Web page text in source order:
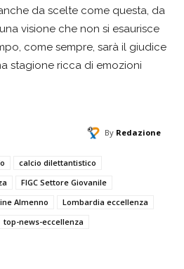
da scelte come questa, da
visione che non si esaurisce
come sempre, sarà il giudice
stagione ricca di emozioni
By Redazione
calcio dilettantistico
FIGC Settore Giovanile
Almenno
Lombardia eccellenza
top-news-eccellenza